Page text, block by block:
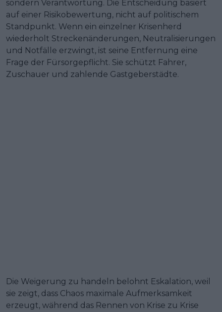
sondern Verantwortung. Die Entscheidung basiert
auf einer Risikobewertung, nicht auf politischem
Standpunkt. Wenn ein einzelner Krisenherd
wiederholt Streckenänderungen, Neutralisierungen
und Notfälle erzwingt, ist seine Entfernung eine
Frage der Fürsorgepflicht. Sie schützt Fahrer,
Zuschauer und zahlende Gastgeberstädte.
Die Weigerung zu handeln belohnt Eskalation, weil
sie zeigt, dass Chaos maximale Aufmerksamkeit
erzeugt, während das Rennen von Krise zu Krise